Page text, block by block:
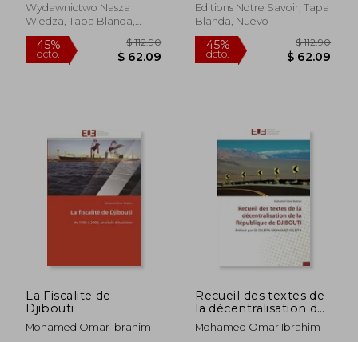
Wydawnictwo Nasza
Wiedza, Tapa Blanda,
Nuevo
Editions Notre Savoir, Tapa
Blanda, Nuevo
La Fiscalite de
Djibouti
Mohamed Omar Ibrahim
Recueil des textes de
la décentralisation de
la République de
DJIBOUTI: Préfacé
Mohamed Omar Ibrahim